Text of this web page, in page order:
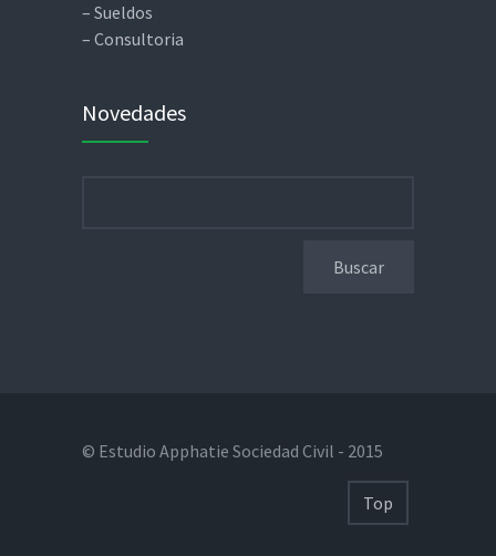
– Sueldos
– Consultoria
Novedades
© Estudio Apphatie Sociedad Civil - 2015
Top